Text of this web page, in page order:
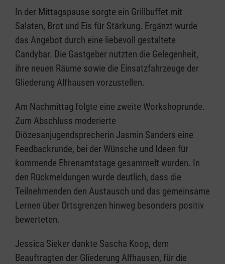
In der Mittagspause sorgte ein Grillbuffet mit
Salaten, Brot und Eis für Stärkung. Ergänzt wurde
das Angebot durch eine liebevoll gestaltete
Candybar. Die Gastgeber nutzten die Gelegenheit,
ihre neuen Räume sowie die Einsatzfahrzeuge der
Gliederung Alfhausen vorzustellen.
Am Nachmittag folgte eine zweite Workshoprunde.
Zum Abschluss moderierte
Diözesanjugendsprecherin Jasmin Sanders eine
Feedbackrunde, bei der Wünsche und Ideen für
kommende Ehrenamtstage gesammelt wurden. In
den Rückmeldungen wurde deutlich, dass die
Teilnehmenden den Austausch und das gemeinsame
Lernen über Ortsgrenzen hinweg besonders positiv
bewerteten.
Jessica Sieker dankte Sascha Koop, dem
Beauftragten der Gliederung Alfhausen, für die